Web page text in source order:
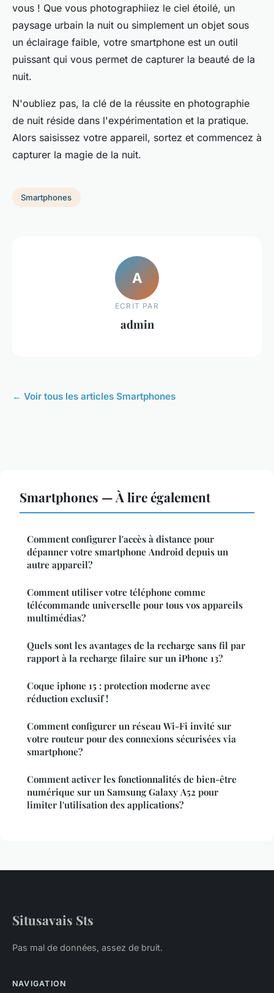
vous ! Que vous photographiiez le ciel étoilé, un
paysage urbain la nuit ou simplement un objet sous
un éclairage faible, votre smartphone est un outil
puissant qui vous permet de capturer la beauté de la
nuit.
N'oubliez pas, la clé de la réussite en photographie
de nuit réside dans l'expérimentation et la pratique.
Alors saisissez votre appareil, sortez et commencez à
capturer la magie de la nuit.
Smartphones
A
ECRIT PAR
admin
← Voir tous les articles Smartphones
Smartphones — À lire également
Comment configurer l'accès à distance pour
dépanner votre smartphone Android depuis un
autre appareil?
Comment utiliser votre téléphone comme
télécommande universelle pour tous vos appareils
multimédias?
Quels sont les avantages de la recharge sans fil par
rapport à la recharge filaire sur un iPhone 13?
Coque iphone 15 : protection moderne avec
réduction exclusif !
Comment configurer un réseau Wi-Fi invité sur
votre routeur pour des connexions sécurisées via
smartphone?
Comment activer les fonctionnalités de bien-être
numérique sur un Samsung Galaxy A52 pour
limiter l'utilisation des applications?
Situsavais Sts
Pas mal de données, assez de bruit.
NAVIGATION